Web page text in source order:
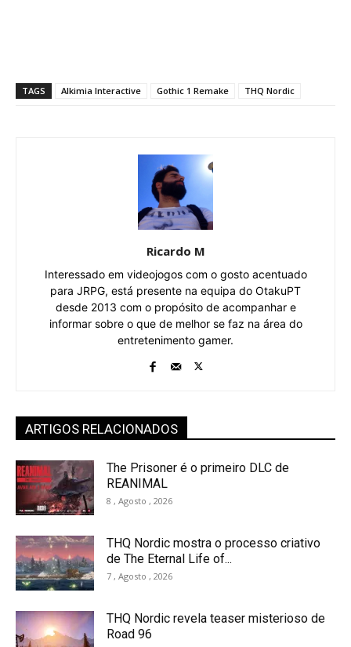
TAGS Alkimia Interactive Gothic 1 Remake THQ Nordic
Ricardo M
Interessado em videojogos com o gosto acentuado
para JRPG, está presente na equipa do OtakuPT
desde 2013 com o propósito de acompanhar e
informar sobre o que de melhor se faz na área do
entretenimento gamer.
ARTIGOS RELACIONADOS
The Prisoner é o primeiro DLC de
REANIMAL
8 , Agosto , 2026
THQ Nordic mostra o processo criativo
de The Eternal Life of...
7 , Agosto , 2026
THQ Nordic revela teaser misterioso de
Road 96